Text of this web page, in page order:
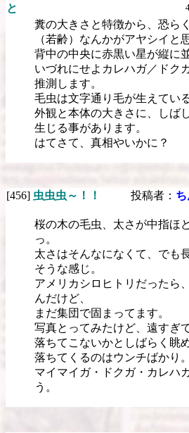
と
糞の大きさと特徴から、恐ら
（若齢）なんかがアヤシイと
背中の中央に赤黒い星が縦に
いづれにせよカレハガ／ドク
推測します。
毛虫は文字通り毛が生えてい
外観と本体の大きさに、しば
生じる事があります。
はてさて、真相やいかに？
[456] 虫虫虫～！！ 投稿者： ち
桜の木の毛虫、太さが中指ほ
っ。
太さはそんなになくて、で
そうな感じ。
アメリカシロヒトリだったら
んだけど、
まだ集団で固まってます。
写真とってみたけど、遠すぎ
落ちてこないかとしばらく眺
落ちてくるのはウンチばかり
マイマイガ・ドクガ・カレ
う。